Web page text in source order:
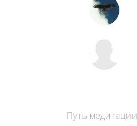
Путь медитации